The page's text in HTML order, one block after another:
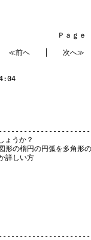
≪前へ
次へ≫
ょうか？
形の楕円の円弧を多角形
詳しい方